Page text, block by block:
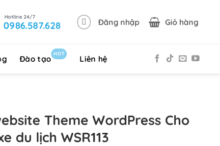
0986.587.628 Đăng nhập Giỏ hàng
Đào tạo
HOT
Liên hệ
Theme WordPress Cho
du lịch WSR113